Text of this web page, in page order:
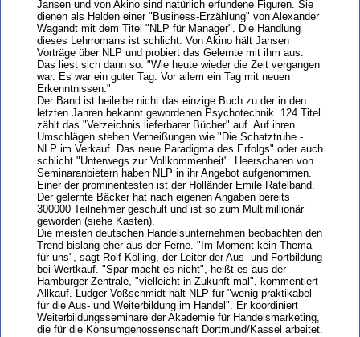
Jansen und von Akino sind natürlich erfundene Figuren. Sie
dienen als Helden einer "Business-Erzählung" von Alexander
Wagandt mit dem Titel "NLP für Manager". Die Handlung
dieses Lehrromans ist schlicht: Von Akino hält Jansen
Vorträge über NLP und probiert das Gelernte mit ihm aus.
Das liest sich dann so: "Wie heute wieder die Zeit vergangen
war. Es war ein guter Tag. Vor allem ein Tag mit neuen
Erkenntnissen."
Der Band ist beileibe nicht das einzige Buch zu der in den
letzten Jahren bekannt gewordenen Psychotechnik. 124 Titel
zählt das "Verzeichnis lieferbarer Bücher" auf. Auf ihren
Umschlägen stehen Verheißungen wie "Die Schatztruhe -
NLP im Verkauf. Das neue Paradigma des Erfolgs" oder auch
schlicht "Unterwegs zur Vollkommenheit". Heerscharen von
Seminaranbietern haben NLP in ihr Angebot aufgenommen.
Einer der prominentesten ist der Holländer Emile Ratelband.
Der gelernte Bäcker hat nach eigenen Angaben bereits
300000 Teilnehmer geschult und ist so zum Multimillionär
geworden (siehe Kasten).
Die meisten deutschen Handelsunternehmen beobachten den
Trend bislang eher aus der Ferne. "Im Moment kein Thema
für uns", sagt Rolf Kölling, der Leiter der Aus- und Fortbildung
bei Wertkauf. "Spar macht es nicht", heißt es aus der
Hamburger Zentrale, "vielleicht in Zukunft mal", kommentiert
Allkauf. Ludger Voßschmidt hält NLP für "wenig praktikabel
für die Aus- und Weiterbildung im Handel". Er koordiniert
Weiterbildungsseminare der Akademie für Handelsmarketing,
die für die Konsumgenossenschaft Dortmund/Kassel arbeitet.